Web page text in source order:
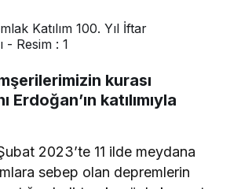
kurası
Erdoğan’ın katılımıyla
2023’te 11 ilde meydana
sebep olan depremlerin